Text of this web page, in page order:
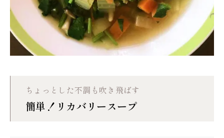
ちょっとした不調も吹き飛ばす
簡単！リカバリースープ